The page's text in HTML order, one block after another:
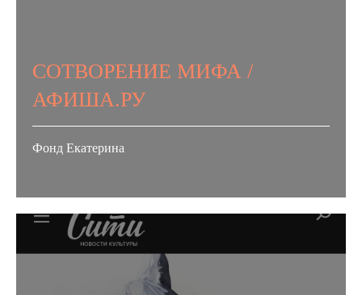
СОТВОРЕНИЕ МИФА /
АФИША.РУ
Фонд Екатерина